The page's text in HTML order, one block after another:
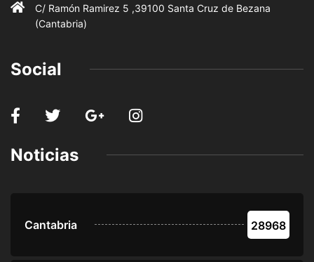
C/ Ramón Ramirez 5 ,39100 Santa Cruz de Bezana
(Cantabria)
Social
Noticias
Cantabria 28968